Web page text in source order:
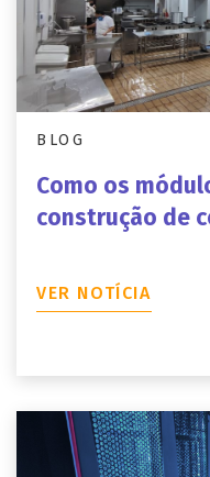
BLOG
Como os
construção de
VER NOTÍCIA